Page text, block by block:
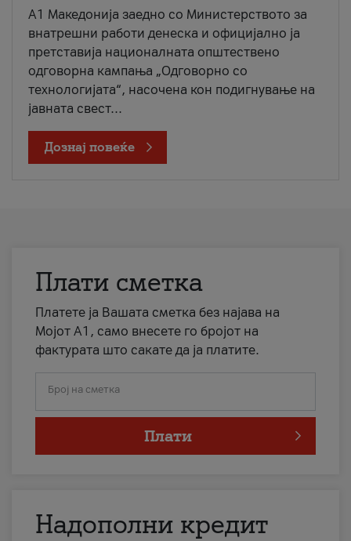
A1 Македонија заедно со Министерството за
внатрешни работи денеска и официјално ја
претставија националната општествено
одговорна кампања „Одговорно со
технологијата“, насочена кон подигнување на
јавната свест...
Дознај повеќе
Плати сметка
Платете ја Вашата сметка без најава на
Мојот А1, само внесете го бројот на
фактурата што сакате да ја платите.
Број на сметка
Плати
Надополни кредит